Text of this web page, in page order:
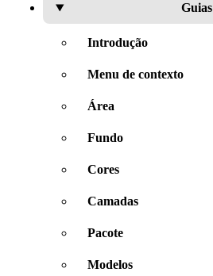
Guias
Introdução
Menu de contexto
Área
Fundo
Cores
Camadas
Pacote
Modelos